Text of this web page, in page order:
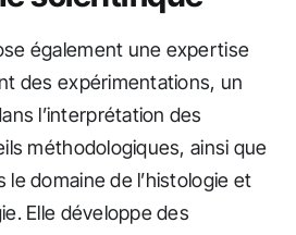
également une expertise
des expérimentations, un
l’interprétation des
méthodologiques, ainsi que
domaine de l’histologie et
Elle développe des